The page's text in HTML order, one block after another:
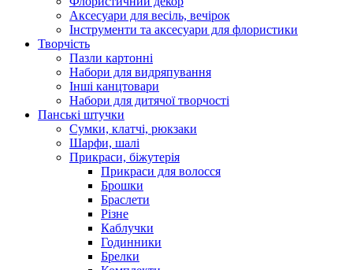
Аксесуари для весіль, вечірок
Інструменти та аксесуари для флористики
Творчість
Пазли картонні
Набори для видряпування
Інші канцтовари
Набори для дитячої творчості
Панські штучки
Сумки, клатчі, рюкзаки
Шарфи, шалі
Прикраси, біжутерія
Прикраси для волосся
Брошки
Браслети
Різне
Каблучки
Годинники
Брелки